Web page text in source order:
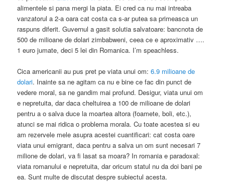
alimentele si pana mergi la piata. Ei cred ca nu mai intreaba
vanzatorul a 2-a oara cat costa ca s-ar putea sa primeasca un
raspuns diferit. Guvernul a gasit solutia salvatoare: bancnota de
500 de milioane de dolari zimbabweni, ceea ce e aproximativ ….
1 euro jumate, deci 5 lei din Romanica. I’m speachless.
Cica americanii au pus pret pe viata unui om:6.9 milioane de
dolari. Inainte sa ne agitam ca nu e bine ce fac din punct de
vedere moral, sa ne gandim mai profund. Desigur, viata unui om
e nepretuita, dar daca cheltuirea a 100 de milioane de dolari
pentru a o salva duce la moartea altora (foamete, boli, etc.),
atunci se mai ridica o problema morala. Cu toate acestea si eu
am rezervele mele asupra acestei cuantificari: cat costa oare
viata unui emigrant, daca pentru a salva un om sunt necesari 7
milione de dolari, va fi lasat sa moara? In romania e paradoxal:
viata romanului e nepretuita, dar oricum statul nu da doi bani pe
ea. Sunt multe de discutat despre subiectul acesta.